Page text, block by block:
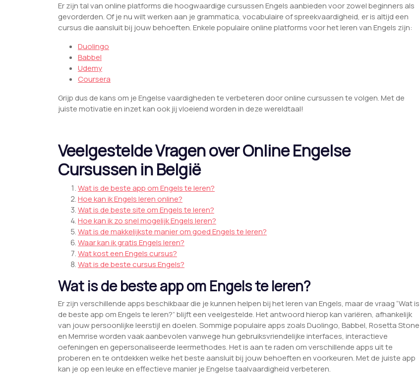
Er zijn tal van online platforms die hoogwaardige cursussen Engels aanbieden voor zowel beginners als
gevorderden. Of je nu wilt werken aan je grammatica, vocabulaire of spreekvaardigheid, er is altijd een
cursus die aansluit bij jouw behoeften. Enkele populaire online platforms voor het leren van Engels zijn:
Duolingo
Babbel
Udemy
Coursera
Grijp dus de kans om je Engelse vaardigheden te verbeteren door online cursussen te volgen. Met de
juiste motivatie en inzet kan ook jij vloeiend worden in deze wereldtaal!
Veelgestelde Vragen over Online Engelse
Cursussen in België
Wat is de beste app om Engels te leren?
Hoe kan ik Engels leren online?
Wat is de beste site om Engels te leren?
Hoe kan ik zo snel mogelijk Engels leren?
Wat is de makkelijkste manier om goed Engels te leren?
Waar kan ik gratis Engels leren?
Wat kost een Engels cursus?
Wat is de beste cursus Engels?
Wat is de beste app om Engels te leren?
Er zijn verschillende apps beschikbaar die je kunnen helpen bij het leren van Engels, maar de vraag “Wat is
de beste app om Engels te leren?” blijft een veelgestelde. Het antwoord hierop kan variëren, afhankelijk
van jouw persoonlijke leerstijl en doelen. Sommige populaire apps zoals Duolingo, Babbel, Rosetta Stone
en Memrise worden vaak aanbevolen vanwege hun gebruiksvriendelijke interfaces, interactieve
oefeningen en gepersonaliseerde leermethodes. Het is aan te raden om verschillende apps uit te
proberen en te ontdekken welke het beste aansluit bij jouw behoeften en voorkeuren. Met de juiste app
kan je op een leuke en effectieve manier je Engelse taalvaardigheid verbeteren.